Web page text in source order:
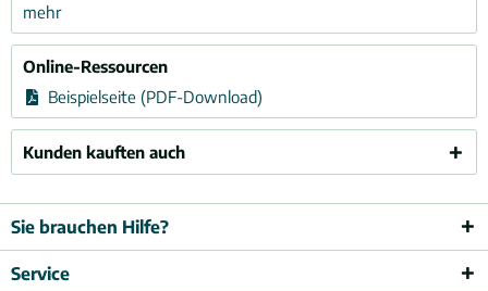
mehr
Online-Ressourcen
Beispielseite (PDF-Download)
Kunden kauften auch
Sie brauchen Hilfe?
Service